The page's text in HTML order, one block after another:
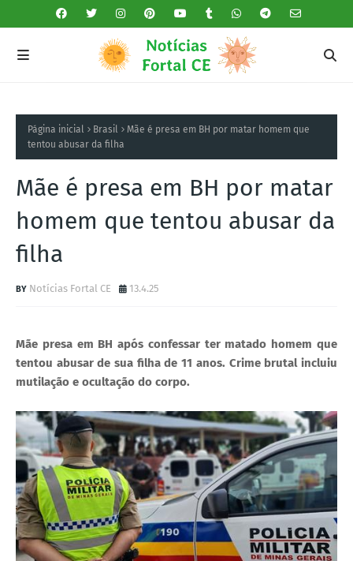
Página inicial Brasil
Mãe é presa em BH por matar homem que
tentou abusar da filha
Mãe é presa em BH por matar
homem que tentou abusar da
filha
Notícias Fortal CE 13.4.25
Mãe presa em BH após confessar ter matado homem que
tentou abusar de sua filha de 11 anos. Crime brutal incluiu
mutilação e ocultação do corpo.